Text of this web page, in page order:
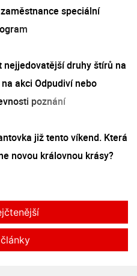
speciální
nejjedovatější druhy štírů na
akci Odpudiví nebo
poznání
již tento víkend. Která
novou královnou krásy?